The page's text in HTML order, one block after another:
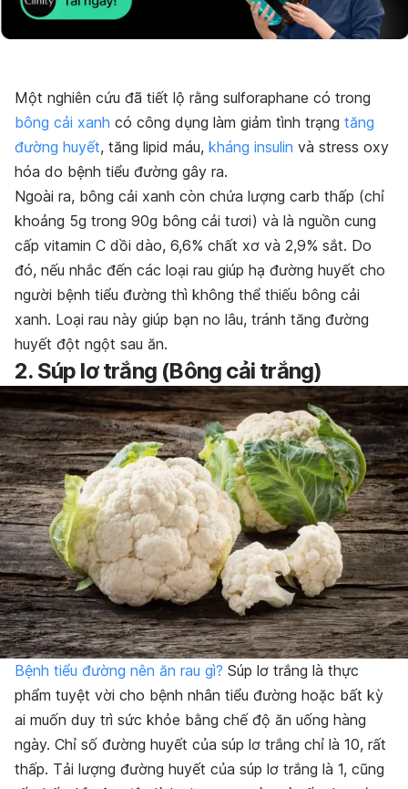
Một nghiên cứu đã tiết lộ rằng sulforaphane có trong
bông cải xanh có công dụng làm giảm tình trạng tăng
đường huyết, tăng lipid máu, kháng insulin và stress oxy
hóa do bệnh tiểu đường gây ra.
Ngoài ra, bông cải xanh còn chứa lượng carb thấp (chỉ
khoảng 5g trong 90g bông cải tươi) và là nguồn cung
cấp vitamin C dồi dào, 6,6% chất xơ và 2,9% sắt. Do
đó, nếu nhắc đến các loại rau giúp hạ đường huyết cho
người bệnh tiểu đường thì không thể thiếu bông cải
xanh. Loại rau này giúp bạn no lâu, tránh tăng đường
huyết đột ngột sau ăn.
2. Súp lơ trắng (Bông cải trắng)
Bệnh tiểu đường nên ăn rau gì? Súp lơ trắng là thực
phẩm tuyệt vời cho bệnh nhân tiểu đường hoặc bất kỳ
ai muốn duy trì sức khỏe bằng chế độ ăn uống hàng
ngày. Chỉ số đường huyết của súp lơ trắng chỉ là 10, rất
thấp. Tải lượng đường huyết của súp lơ trắng là 1, cũng